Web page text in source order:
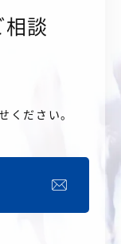
談
ください。